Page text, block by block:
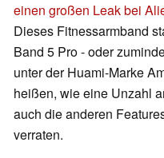
einen großen Leak bei
Dieses Fitnessarmband
Band 5 Pro - oder
unter der Huami-Marke
heißen, wie eine Unzahl
auch die anderen
verraten.